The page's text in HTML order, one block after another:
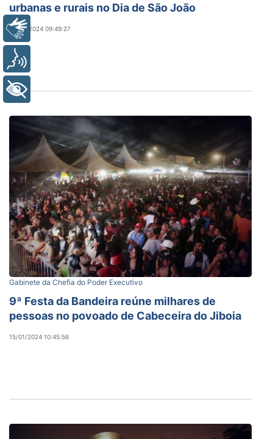
urbanas e rurais no Dia de São João
25/06/2024 09:49:27
Gabinete da Chefia do Poder Executivo
9ª Festa da Bandeira reúne milhares de
pessoas no povoado de Cabeceira do Jiboia
15/01/2024 10:45:56
Libras
+ Acessibilidade